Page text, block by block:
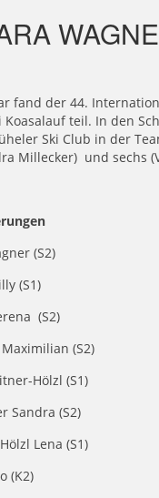
fand der 44.
teil. In den
Ski Club in der
Millecker) und sechs
(S2)
(S1)
(S2)
(S2)
Hölzl (S1)
Sandra (S2)
Lena (S1)
(K2)